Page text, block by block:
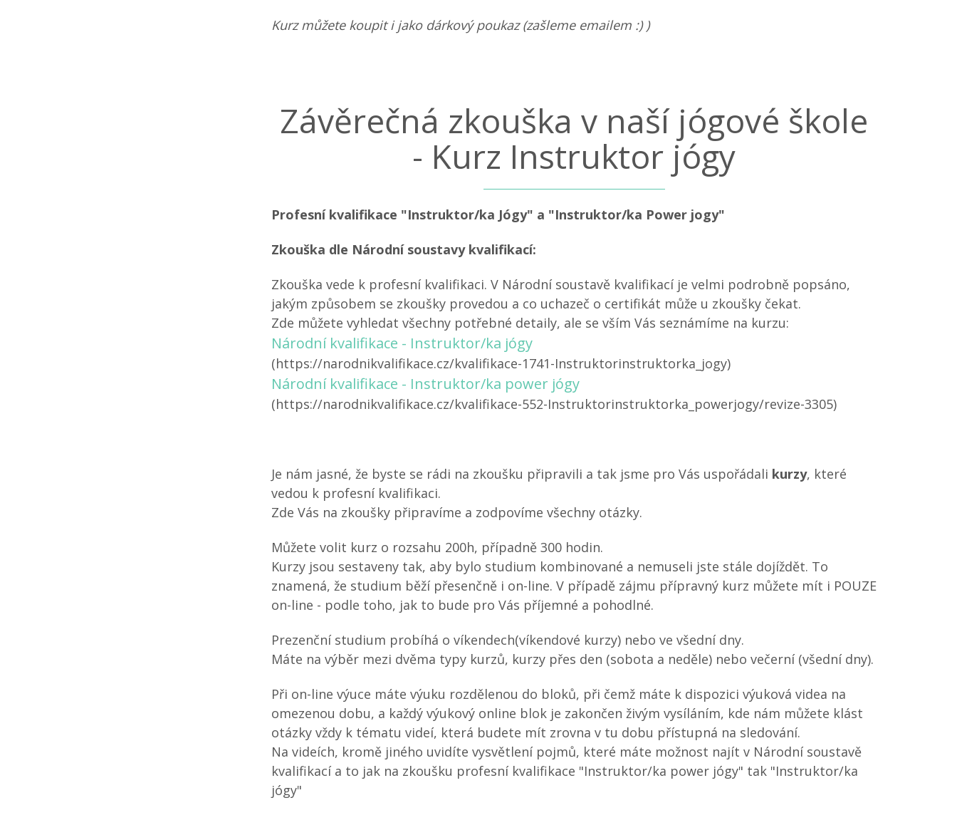
Kurz můžete koupit i jako dárkový poukaz (zašleme emailem :) )
Závěrečná zkouška v naší jógové škole
- Kurz Instruktor jógy
Profesní kvalifikace "Instruktor/ka Jógy" a "Instruktor/ka Power jogy"
Zkouška dle Národní soustavy kvalifikací:
Zkouška vede k profesní kvalifikaci. V Národní soustavě kvalifikací je velmi podrobně popsáno,
jakým způsobem se zkoušky provedou a co uchazeč o certifikát může u zkoušky čekat.
Zde můžete vyhledat všechny potřebné detaily, ale se vším Vás seznámíme na kurzu:
Národní kvalifikace - Instruktor/ka jógy
(https://narodnikvalifikace.cz/kvalifikace-1741-Instruktorinstruktorka_jogy)
Národní kvalifikace - Instruktor/ka power jógy
(https://narodnikvalifikace.cz/kvalifikace-552-Instruktorinstruktorka_powerjogy/revize-3305)
Je nám jasné, že byste se rádi na zkoušku připravili a tak jsme pro Vás uspořádali kurzy, které
vedou k profesní kvalifikaci.
Zde Vás na zkoušky připravíme a zodpovíme všechny otázky.
Můžete volit kurz o rozsahu 200h, případně 300 hodin.
Kurzy jsou sestaveny tak, aby bylo studium kombinované a nemuseli jste stále dojíždět. To
znamená, že studium běží přesenčně i on-line. V případě zájmu přípravný kurz můžete mít i POUZE
on-line - podle toho, jak to bude pro Vás příjemné a pohodlné.
Prezenční studium probíhá o víkendech(víkendové kurzy) nebo ve všední dny.
Máte na výběr mezi dvěma typy kurzů, kurzy přes den (sobota a neděle) nebo večerní (všední dny).
Při on-line výuce máte výuku rozdělenou do bloků, při čemž máte k dispozici výuková videa na
omezenou dobu, a každý výukový online blok je zakončen živým vysíláním, kde nám můžete klást
otázky vždy k tématu videí, která budete mít zrovna v tu dobu přístupná na sledování.
Na videích, kromě jiného uvidíte vysvětlení pojmů, které máte možnost najít v Národní soustavě
kvalifikací a to jak na zkoušku profesní kvalifikace "Instruktor/ka power jógy" tak "Instruktor/ka
jógy"